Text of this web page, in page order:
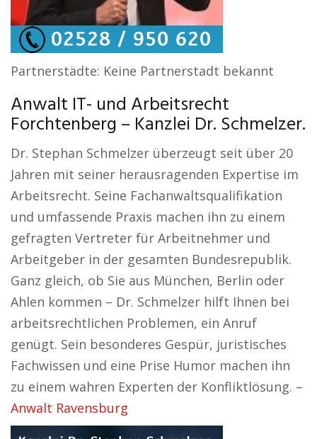
Partnerstädte: Keine Partnerstadt bekannt
Anwalt IT- und Arbeitsrecht
Forchtenberg – Kanzlei Dr. Schmelzer.
Dr. Stephan Schmelzer überzeugt seit über 20
Jahren mit seiner herausragenden Expertise im
Arbeitsrecht. Seine Fachanwaltsqualifikation
und umfassende Praxis machen ihn zu einem
gefragten Vertreter für Arbeitnehmer und
Arbeitgeber in der gesamten Bundesrepublik.
Ganz gleich, ob Sie aus München, Berlin oder
Ahlen kommen – Dr. Schmelzer hilft Ihnen bei
arbeitsrechtlichen Problemen, ein Anruf
genügt. Sein besonderes Gespür, juristisches
Fachwissen und eine Prise Humor machen ihn
zu einem wahren Experten der Konfliktlösung. –
Anwalt Ravensburg